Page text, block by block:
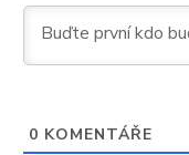
0 KOMENTÁŘE